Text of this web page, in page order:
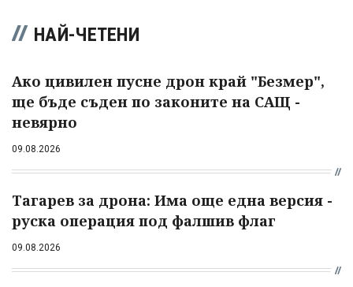
НАЙ-ЧЕТЕНИ
Ако цивилен пусне дрон край "Безмер",
ще бъде съден по законите на САЩ -
невярно
09.08.2026
Тагарев за дрона: Има още една версия -
руска операция под фалшив флаг
09.08.2026